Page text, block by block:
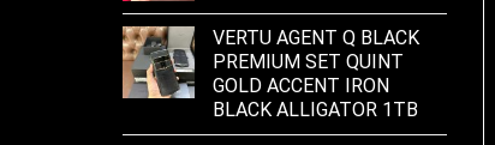
VERTU AGENT Q BLACK
PREMIUM SET QUINT
GOLD ACCENT IRON
BLACK ALLIGATOR 1TB